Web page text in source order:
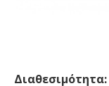
Διαθεσιμότητα: